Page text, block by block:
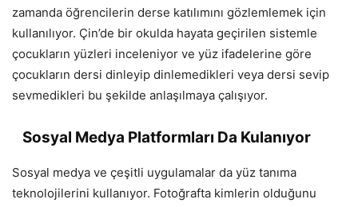
zamanda öğrencilerin derse katılımını gözlemlemek için
kullanılıyor. Çin’de bir okulda hayata geçirilen sistemle
çocukların yüzleri inceleniyor ve yüz ifadelerine göre
çocukların dersi dinleyip dinlemedikleri veya dersi sevip
sevmedikleri bu şekilde anlaşılmaya çalışıyor.
Sosyal Medya Platformları Da Kulanıyor
Sosyal medya ve çeşitli uygulamalar da yüz tanıma
teknolojilerini kullanıyor. Fotoğrafta kimlerin olduğunu